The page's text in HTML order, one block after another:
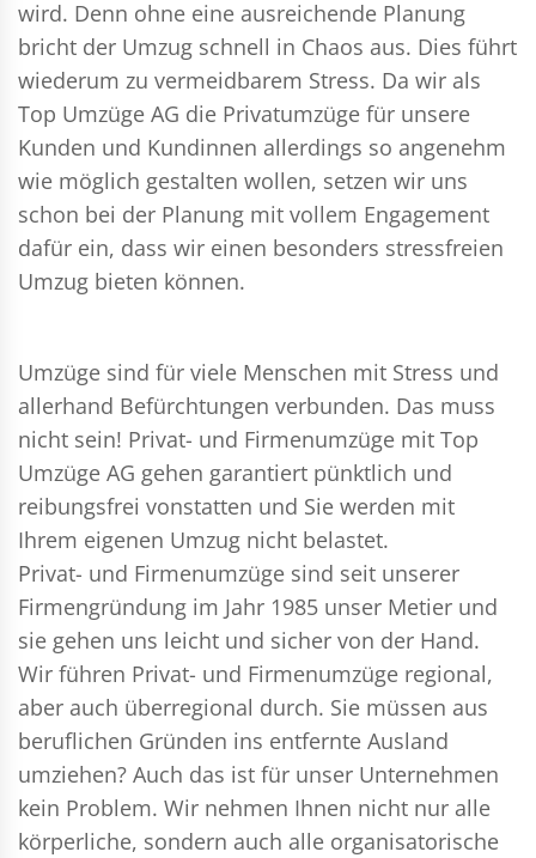
wird. Denn ohne eine ausreichende Planung
bricht der Umzug schnell in Chaos aus. Dies führt
wiederum zu vermeidbarem Stress. Da wir als
Top Umzüge AG die Privatumzüge für unsere
Kunden und Kundinnen allerdings so angenehm
wie möglich gestalten wollen, setzen wir uns
schon bei der Planung mit vollem Engagement
dafür ein, dass wir einen besonders stressfreien
Umzug bieten können.
Umzüge sind für viele Menschen mit Stress und
allerhand Befürchtungen verbunden. Das muss
nicht sein! Privat- und Firmenumzüge mit Top
Umzüge AG gehen garantiert pünktlich und
reibungsfrei vonstatten und Sie werden mit
Ihrem eigenen Umzug nicht belastet.
Privat- und Firmenumzüge sind seit unserer
Firmengründung im Jahr 1985 unser Metier und
sie gehen uns leicht und sicher von der Hand.
Wir führen Privat- und Firmenumzüge regional,
aber auch überregional durch. Sie müssen aus
beruflichen Gründen ins entfernte Ausland
umziehen? Auch das ist für unser Unternehmen
kein Problem. Wir nehmen Ihnen nicht nur alle
körperliche, sondern auch alle organisatorische